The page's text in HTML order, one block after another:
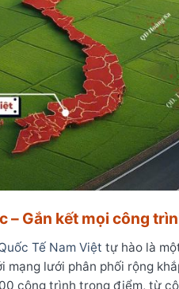
– Gắn kết mọi công
Tế Nam Việt tự hào là
mạng lưới phân phối rộng
công trình trọng điểm, từ